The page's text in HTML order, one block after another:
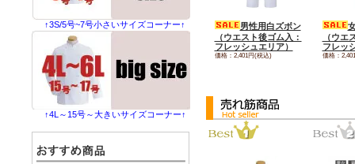
男性用白ズボン
（ウエスト後ゴム入：
フレッシュエリア）
価格：2,401円(税込)
（ウエ
フレッ
価格：
↑3S/5号~7号小さいサイズコーナー↑
↑4L～15号～大きいサイズコーナー↑